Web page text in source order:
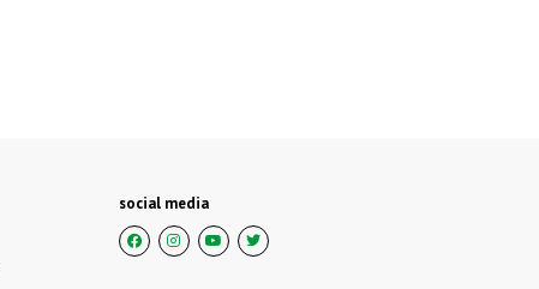
social media